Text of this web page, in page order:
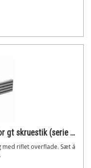
Diesella Rillede bakker 200 mm for gt skruestik (serie 5)
med riflet overflade. Sæt á